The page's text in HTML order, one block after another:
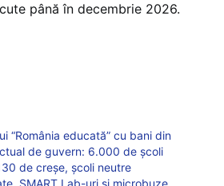
până în decembrie 2026.
“România educată” cu bani din
de guvern: 6.000 de școli
de creșe, școli neutre